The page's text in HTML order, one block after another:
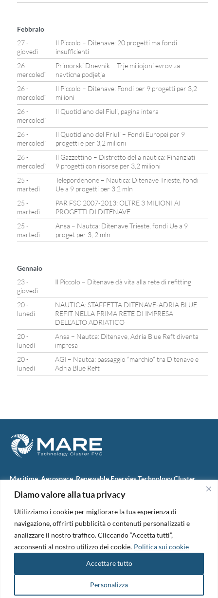
Diamo valore alla tua privacy
Utilizziamo i cookie per migliorare la tua esperienza di
navigazione, offrirti pubblicità o contenuti personalizzati e
analizzare il nostro traffico. Cliccando “Accetta tutti”,
acconsenti al nostro utilizzo dei cookie. Politica sui cookie
Personalizza
Accettare tutto
Febbraio
27 -
giovedì
Il Piccolo – Ditenave: 20 progetti ma fondi
insufficienti
26 -
mercoledì
Primorski Dnevnik – Trje miliojoni evrov za
navticna podjetja
26 -
mercoledì
Il Piccolo – Ditenave: Fondi per 9 progetti per 3,2
milioni
26 -
mercoledì
Il Quotidiano del Fiuli, pagina intera
26 -
mercoledì
Il Quotidiano del Friuli – Fondi Europei per 9
progetti e per 3,2 milioni
26 -
mercoledì
Il Gazzettino – Distretto della nautica: Finanziati
9 progetti con risorse per 3,2 milioni
25 -
martedì
Telepordenone – Nautica: Ditenave Trieste, fondi
Ue a 9 progetti per 3,2 mln
25 -
martedì
PAR FSC 2007-2013: OLTRE 3 MILIONI AI
PROGETTI DI DITENAVE
25 -
martedì
Ansa – Nautca: Ditenave Trieste, fondi Ue a 9
proget per 3, 2 mln
Gennaio
23 -
giovedì
Il Piccolo – Ditenave dà vita alla rete di refitting
20 -
lunedì
NAUTICA: STAFFETTA DITENAVE-ADRIA BLUE
REFIT NELLA PRIMA RETE DI IMPRESA
DELL’ALTO ADRIATICO
20 -
lunedì
Ansa – Nautca: Ditenave, Adria Blue Reft diventa
impresa
20 -
lunedì
AGI – Nautca: passaggio “marchio” tra Ditenave e
Adria Blue Reft
Maritime, Aerospace, Renewable Energies Technology Cluster
M.A.R.E. TC FVG S.c.ar.l.
34074 Monfalcone (Italy)
tel. +39 0481 723440
Codice Fiscale e Partita Iva: 01138620313
PEC:marefvg@legalmail.it
Codice univoco per i pagamenti: M5UXCR1
Copyright 2026. Design and development by
Informativa Privacy|Cookie Policy|Amm. Trasparente|Bandi &